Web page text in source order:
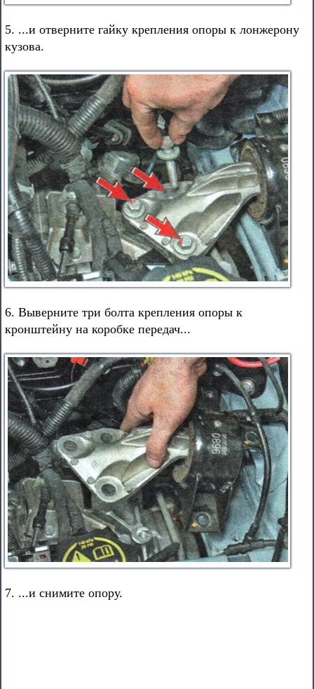
5. ...и отверните гайку крепления опоры к лонжерону
кузова.
6. Выверните три болта крепления опоры к
кронштейну на коробке передач...
7. ...и снимите опору.